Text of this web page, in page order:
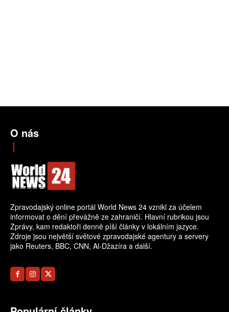
O nás
Zpravodajský online portál World News 24 vznikl za účelem
informovat o dění převážně ze zahraničí. Hlavní rubrikou jsou
Zprávy, kam redaktoři denně píší články v lokálním jazyce.
Zdroje jsou největší světové zpravodajské agentury a servery
jako Reuters, BBC, CNN, Al-Džazíra a další.